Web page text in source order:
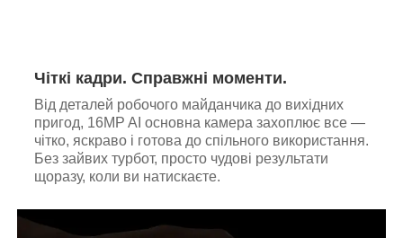
Чіткі кадри. Справжні моменти.
Від деталей робочого майданчика до вихідних
пригод, 16MP AI основна камера захоплює все —
чітко, яскраво і готова до спільного використання.
Без зайвих турбот, просто чудові результати
щоразу, коли ви натискаєте.